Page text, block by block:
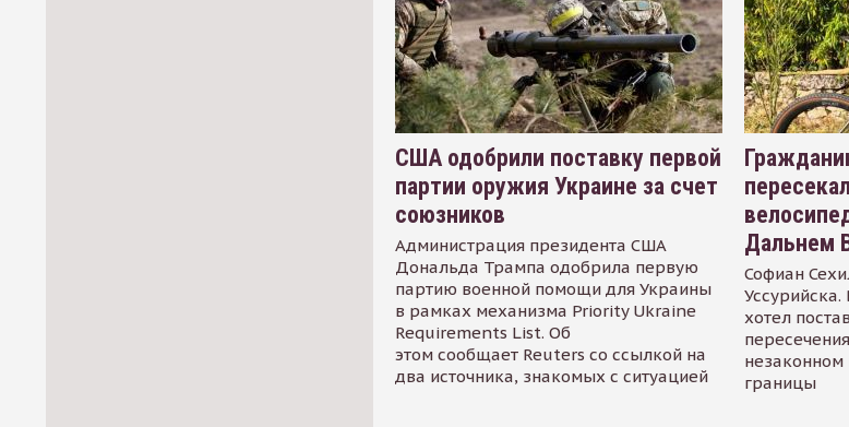
США одобрили поставку первой
партии оружия Украине за счет
союзников
Администрация президента США
Дональда Трампа одобрила первую
партию военной помощи для Украины
в рамках механизма Priority Ukraine
Requirements List. Об
этом сообщает Reuters со ссылкой на
два источника, знакомых с ситуацией
Дальнем
Софиан
хотел
незаконном
границы